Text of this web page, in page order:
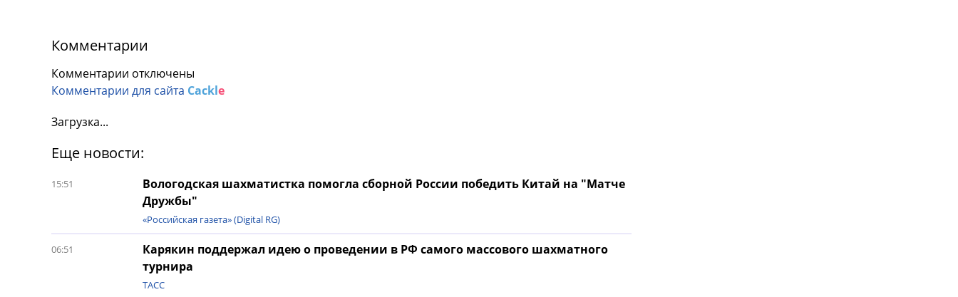
Комментарии
Комментарии отключены
Комментарии для сайта Cackle
Загрузка...
Еще новости:
Вологодская шахматистка помогла сборной России победить Китай на "Матче
Дружбы"
15:51
«Российская газета» (Digital RG)
Карякин поддержал идею о проведении в РФ самого массового шахматного
турнира
06:51
ТАСС